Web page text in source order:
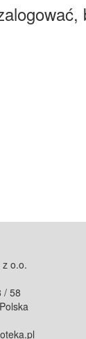
o.o.
/ 58